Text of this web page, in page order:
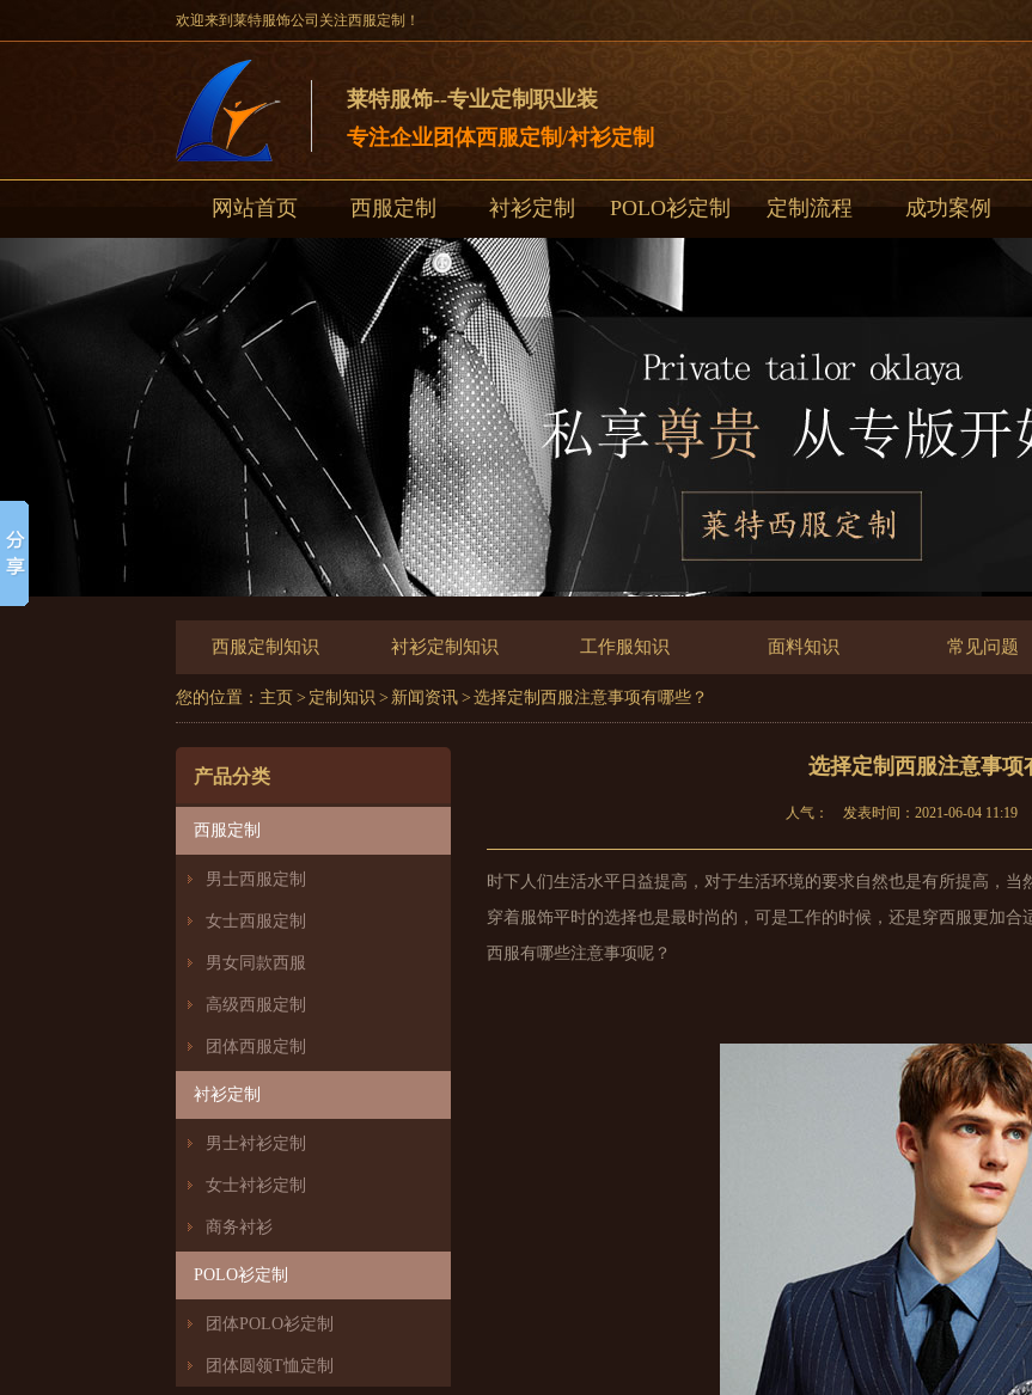
欢迎来到莱特服饰公司关注西服定制！
莱特服饰--专业定制职业装
专注企业团体西服定制/衬衫定制
网站首页 西服定制 衬衫定制 POLO衫定制 定制流程 成功案例
西服定制知识 衬衫定制知识 工作服知识 面料知识 常见问题
您的位置： 主页 > 定制知识 > 新闻资讯 > 选择定制西服注意事项有哪些？
产品分类
西服定制
男士西服定制
女士西服定制
男女同款西服
高级西服定制
团体西服定制
衬衫定制
男士衬衫定制
女士衬衫定制
商务衬衫
POLO衫定制
团体POLO衫定制
团体圆领T恤定制
选择定制西服注意事项
人气： 发表时间：2021-06-04 11:19
时下人们生活水平日益提高，对于生活环境的要求自然也是有所提高，当
穿着服饰平时的选择也是最时尚的，可是工作的时候，还是穿西服更加合
西服有哪些注意事项呢？